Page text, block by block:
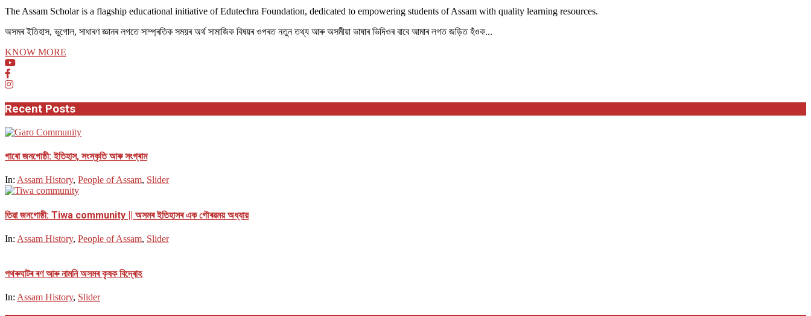
The Assam Scholar is a flagship educational initiative of Edutechra Foundation, dedicated to empowering students of Assam with quality learning resources.
অসমৰ ইতিহাস, ভুগোল, সাধাৰণ জ্ঞানৰ লগতে সাম্প্ৰতিক সময়ৰ অৰ্থ সামাজিক বিষয়ৰ ওপৰত নতুন তথ্য আৰু অসমীয়া ভাষাৰ ভিদিওৰ বাবে আমাৰ লগত জড়িত হঁওক...
KNOW MORE
Recent Posts
গাৰো জনগোষ্ঠী: ইতিহাস, সংস্কৃতি আৰু সংগ্ৰাম
In: Assam History, People of Assam, Slider
তিৱা জনগোষ্ঠী: Tiwa community || অসমৰ ইতিহাসৰ এক গৌৰৱময় অধ্যায়
In: Assam History, People of Assam, Slider
পথ​ৰুঘাট​ৰ ৰণ আৰু নামনি অসম​ৰ কৃষক বিদ্ৰোহ​
In: Assam History, Slider